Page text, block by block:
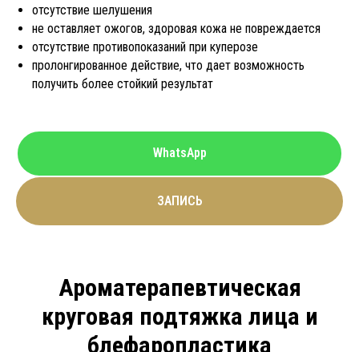
отсутствие шелушения
не оставляет ожогов, здоровая кожа не повреждается
отсутствие противопоказаний при куперозе
пролонгированное действие, что дает возможность
получить более стойкий результат
WhatsApp
ЗАПИСЬ
Ароматерапевтическая
круговая подтяжка лица и
блефаропластика